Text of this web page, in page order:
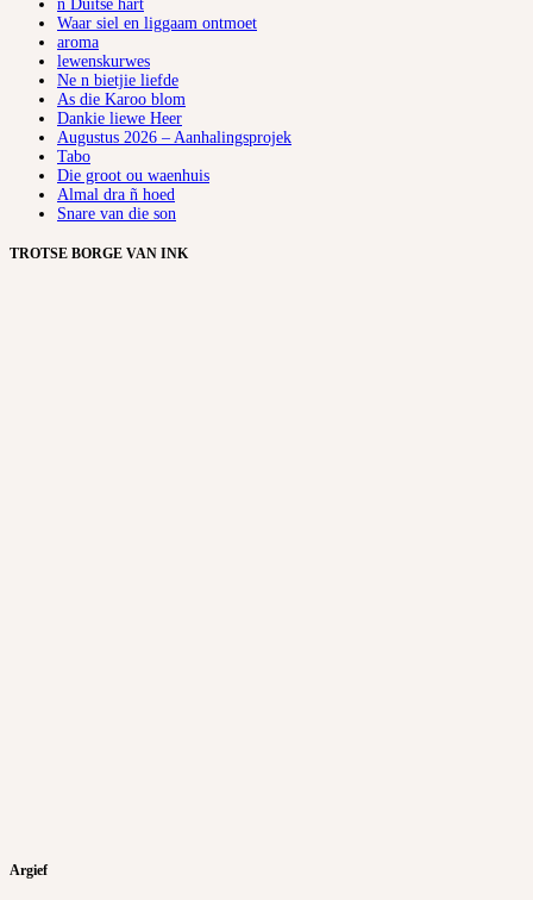
ñ Duitse hart
Waar siel en liggaam ontmoet
aroma
lewenskurwes
Ne n bietjie liefde
As die Karoo blom
Dankie liewe Heer
Augustus 2026 – Aanhalingsprojek
Tabo
Die groot ou waenhuis
Almal dra ñ hoed
Snare van die son
TROTSE BORGE VAN INK
Argief